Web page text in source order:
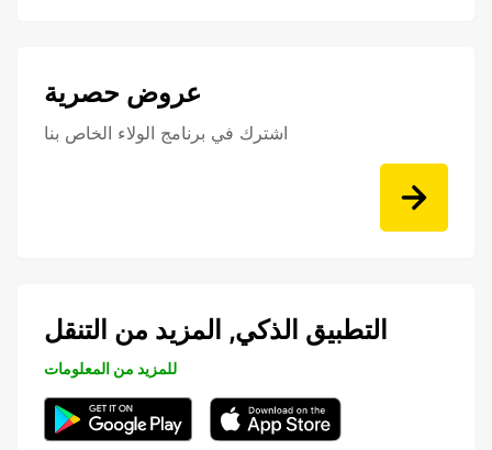
عروض حصرية
اشترك في برنامج الولاء الخاص بنا
التطبيق الذكي, المزيد من التنقل
للمزيد من المعلومات